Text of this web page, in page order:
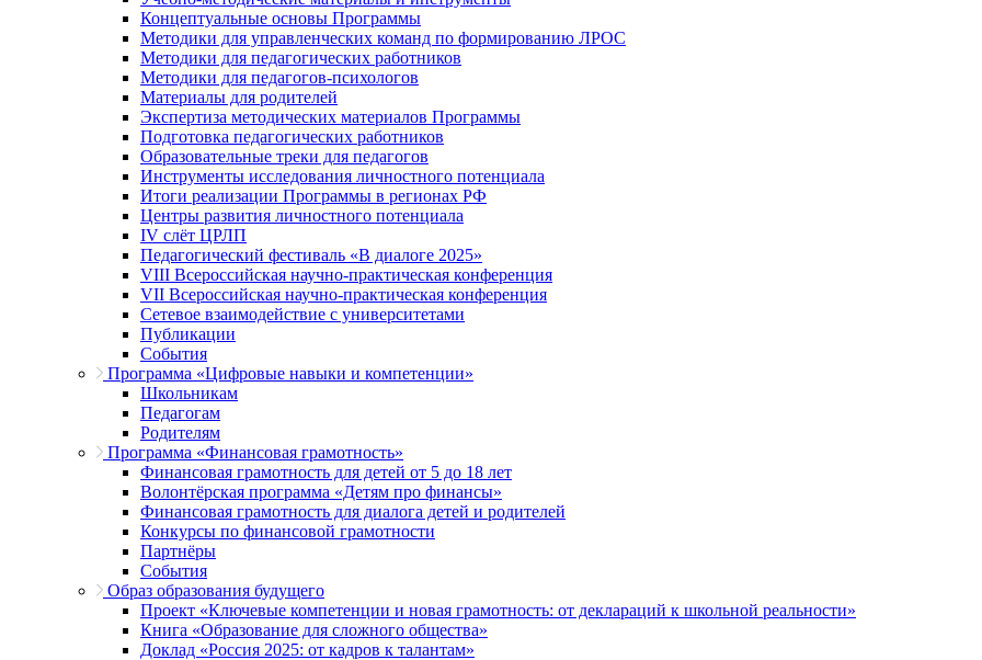
Концептуальные основы Программы
Методики для управленческих команд по формированию ЛРОС
Методики для педагогических работников
Методики для педагогов-психологов
Материалы для родителей
Экспертиза методических материалов Программы
Подготовка педагогических работников
Образовательные треки для педагогов
Инструменты исследования личностного потенциала
Итоги реализации Программы в регионах РФ
Центры развития личностного потенциала
IV слёт ЦРЛП
Педагогический фестиваль «В диалоге 2025»
VIII Всероссийская научно-практическая конференция
VII Всероссийская научно-практическая конференция
Сетевое взаимодействие с университетами
Публикации
События
Программа «Цифровые навыки и компетенции»
Школьникам
Педагогам
Родителям
Программа «Финансовая грамотность»
Финансовая грамотность для детей от 5 до 18 лет
Волонтёрская программа «Детям про финансы»
Финансовая грамотность для диалога детей и родителей
Конкурсы по финансовой грамотности
Партнёры
События
Образ образования будущего
Проект «Ключевые компетенции и новая грамотность: от деклараций к школьной реальности»
Книга «Образование для сложного общества»
Доклад «Россия 2025: от кадров к талантам»